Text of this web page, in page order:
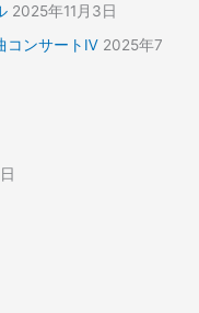
2025年11月3日
コンサートⅣ 2025年7